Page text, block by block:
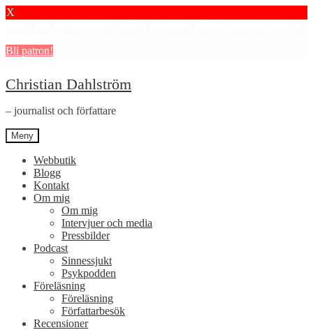
X
Bli patron!
Hoppa
till
navigering
Hoppa
till
innehåll
Christian Dahlström
– journalist och författare
Meny
Webbutik
Blogg
Kontakt
Om mig
Om mig
Intervjuer och media
Pressbilder
Podcast
Sinnessjukt
Psykpodden
Föreläsning
Föreläsning
Författarbesök
Recensioner